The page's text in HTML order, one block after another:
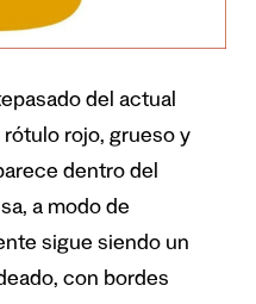
del actual
rojo, grueso y
dentro del
a modo de
sigue siendo un
con bordes